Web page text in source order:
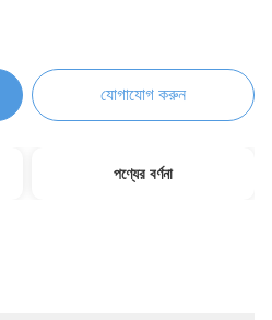
যোগাযোগ করুন
পণ্যের বর্ণনা